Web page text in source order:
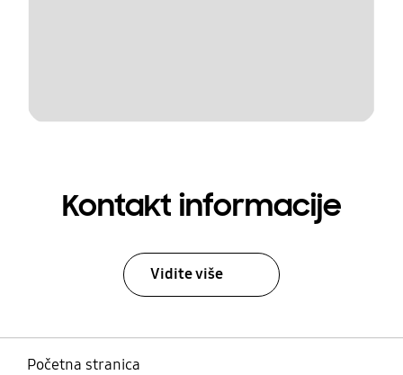
Kontakt informacije
Vidite više
Početna stranica